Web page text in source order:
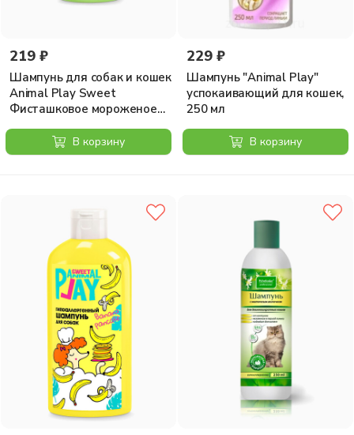
219 ₽
Шампунь для собак и кошек
Animal Play Sweet
Фисташковое мороженое
Ухаживающий, 300мл
В корзину
229 ₽
Шампунь "Animal Play"
успокаивающий для кошек,
250 мл
В корзину